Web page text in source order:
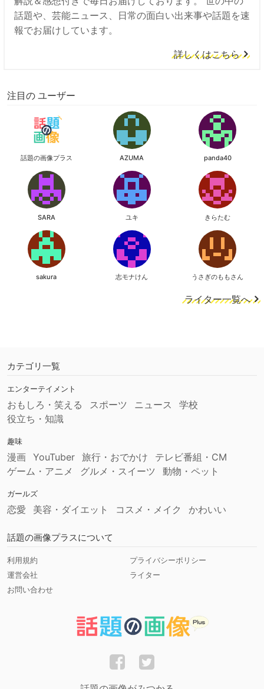
話題や、芸能ニュース、日常の面白い出来事や話題を速
報でお届けしています。
詳しくはこちら
注目の ユーザー
話題の画像プラス AZUMA panda40
SARA ユキ きらたむ
sakura 志モナけん うさぎのももさん
ライター一覧へ
カテゴリ一覧
エンターテイメント
おもしろ・笑える スポーツ ニュース
学校
役立ち・知識
趣味
漫画 YouTuber 旅行・おでかけ
テレビ番組・CM
ゲーム・アニメ
グルメ・スイーツ 動物・ペット
ガールズ
恋愛 美容・ダイエット コスメ・メイク かわいい
話題の画像プラスについて
利用規約
プライバシーポリシー
運営会社
ライター
お問い合わせ